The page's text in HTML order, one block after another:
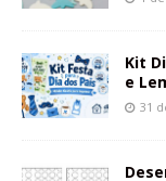
Kit
e
31